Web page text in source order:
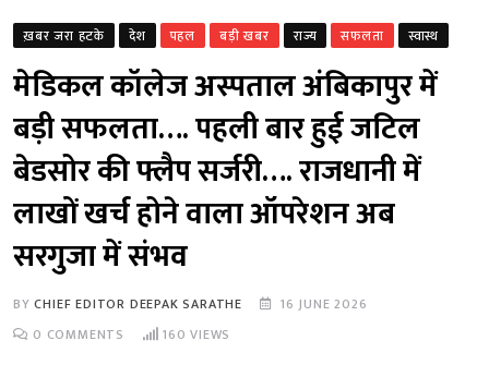
ख़बर जरा हटके देश पहल बड़ी खबर राज्य सफलता स्वास्थ
मेडिकल कॉलेज अस्पताल अंबिकापुर में
बड़ी सफलता…. पहली बार हुई जटिल
बेडसोर की फ्लैप सर्जरी…. राजधानी में
लाखों खर्च होने वाला ऑपरेशन अब
सरगुजा में संभव
BYCHIEF EDITOR DEEPAK SARATHE
16 JUNE 2026
0 COMMENTS 160 VIEWS